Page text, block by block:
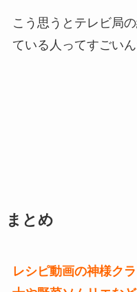
こう思うとテレビ局
ている人ってすごい
まとめ
レシピ動画の神様ク